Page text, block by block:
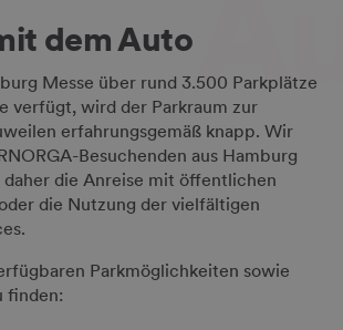
dem Auto
Messe über rund 3.500 Parkplätze
verfügt, wird der Parkraum zur
erfahrungsgemäß knapp. Wir
Besuchenden aus Hamburg
daher die Anreise mit öffentlichen
die Nutzung der vielfältigen
Parkmöglichkeiten sowie
finden: